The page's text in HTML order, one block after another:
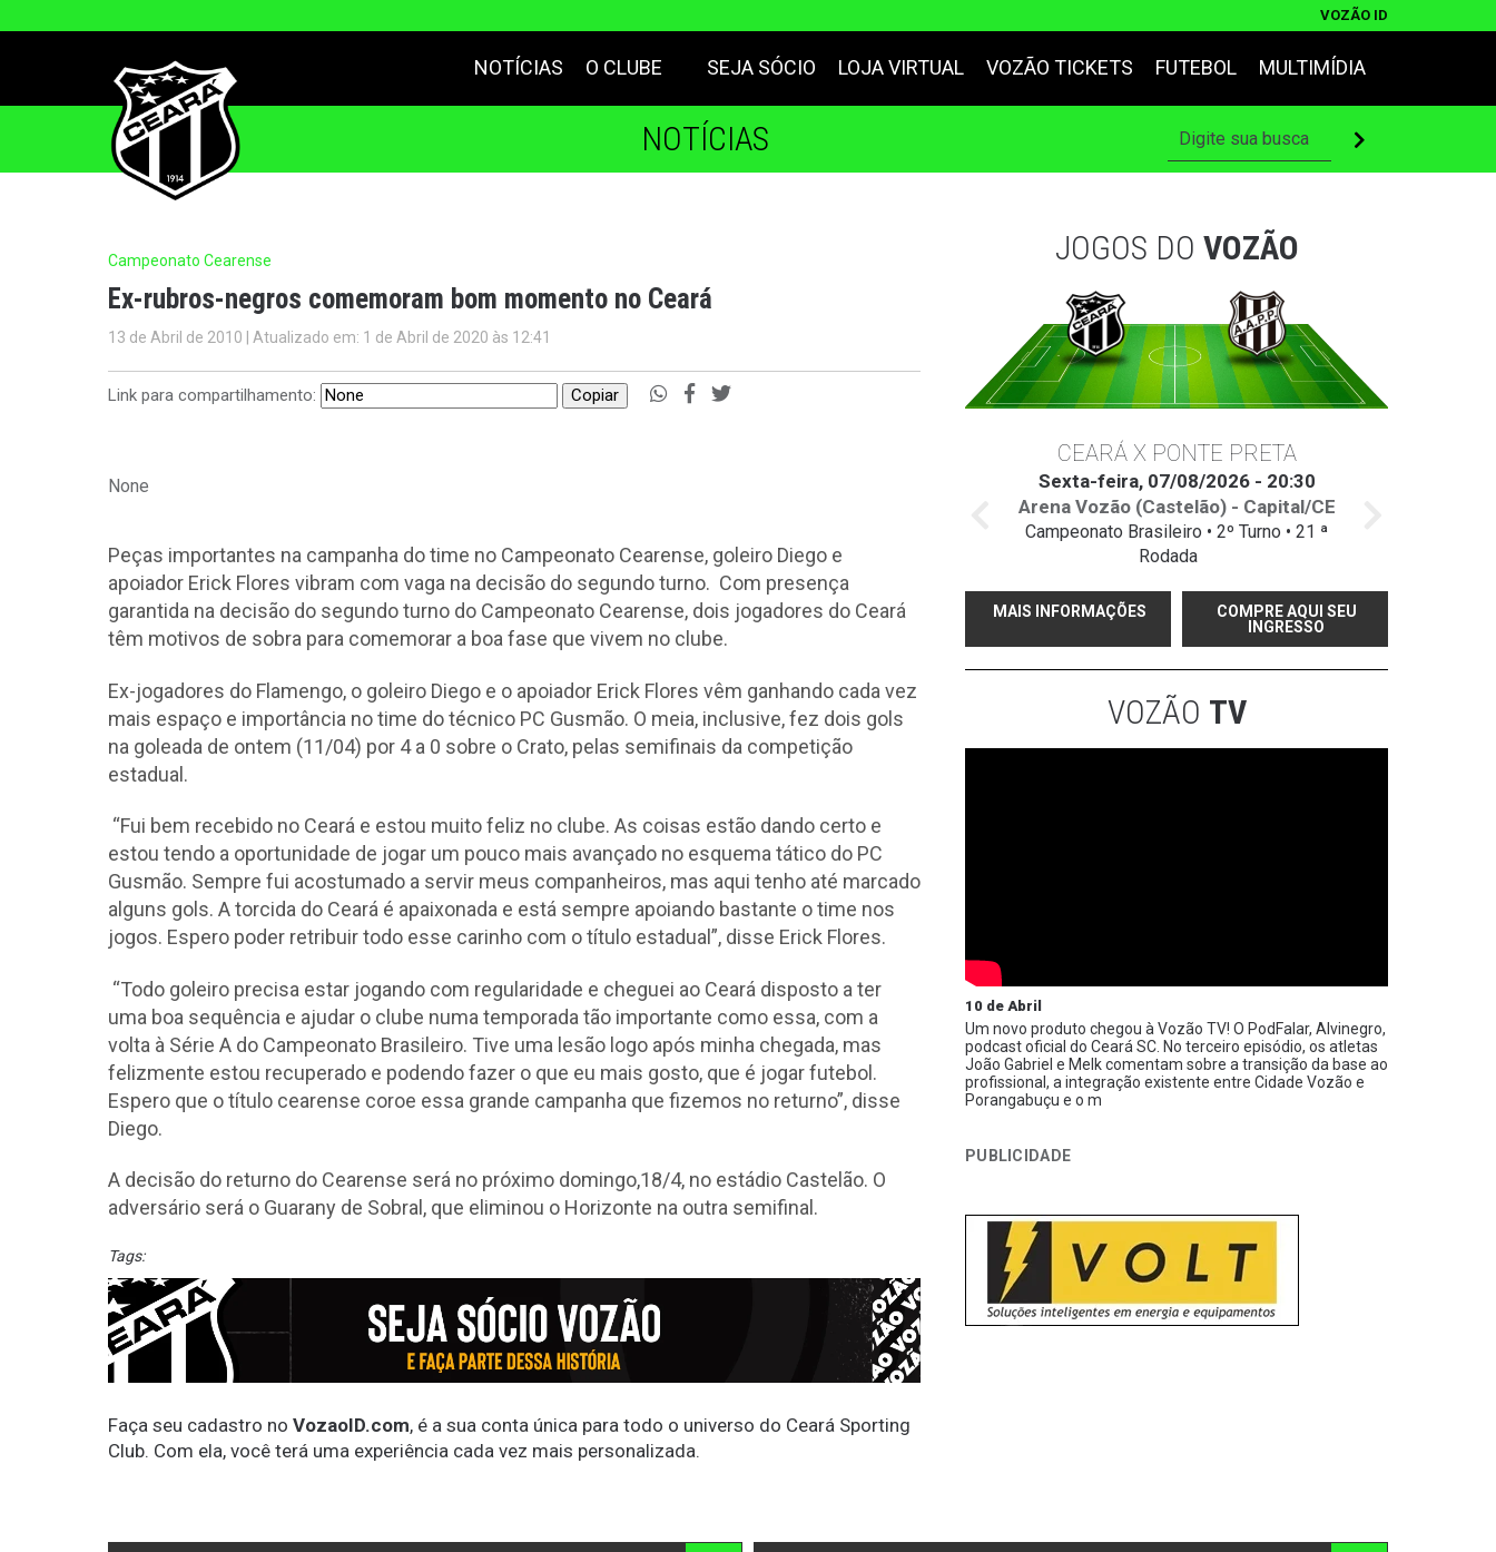
VOZÃO ID
NOTÍCIAS O CLUBE SEJA SÓCIO LOJA VIRTUAL VOZÃO TICKETS FUTEBOL MULTIMÍDIA
NOTÍCIAS
Campeonato Cearense
Ex-rubros-negros comemoram bom momento no Ceará
13 de Abril de 2010 | Atualizado em: 1 de Abril de 2020 às 12:41
Link para compartilhamento: Copiar
None
Peças importantes na campanha do time no Campeonato Cearense, goleiro Diego e
apoiador Erick Flores vibram com vaga na decisão do segundo turno. Com presença
garantida na decisão do segundo turno do Campeonato Cearense, dois jogadores do Ceará
têm motivos de sobra para comemorar a boa fase que vivem no clube.
Ex-jogadores do Flamengo, o goleiro Diego e o apoiador Erick Flores vêm ganhando cada vez
mais espaço e importância no time do técnico PC Gusmão. O meia, inclusive, fez dois gols
na goleada de ontem (11/04) por 4 a 0 sobre o Crato, pelas semifinais da competição
estadual.
“Fui bem recebido no Ceará e estou muito feliz no clube. As coisas estão dando certo e
estou tendo a oportunidade de jogar um pouco mais avançado no esquema tático do PC
Gusmão. Sempre fui acostumado a servir meus companheiros, mas aqui tenho até marcado
alguns gols. A torcida do Ceará é apaixonada e está sempre apoiando bastante o time nos
jogos. Espero poder retribuir todo esse carinho com o título estadual”, disse Erick Flores.
“Todo goleiro precisa estar jogando com regularidade e cheguei ao Ceará disposto a ter
uma boa sequência e ajudar o clube numa temporada tão importante como essa, com a
volta à Série A do Campeonato Brasileiro. Tive uma lesão logo após minha chegada, mas
felizmente estou recuperado e podendo fazer o que eu mais gosto, que é jogar futebol.
Espero que o título cearense coroe essa grande campanha que fizemos no returno”, disse
Diego.
A decisão do returno do Cearense será no próximo domingo,18/4, no estádio Castelão. O
adversário será o Guarany de Sobral, que eliminou o Horizonte na outra semifinal.
Tags:
Faça seu cadastro no VozaoID.com, é a sua conta única para todo o universo do Ceará Sporting
Club. Com ela, você terá uma experiência cada vez mais personalizada.
JOGOS DO VOZÃO
CEARÁ X PONTE PRETA
Sexta-feira, 07/08/2026 - 20:30
Arena Vozão (Castelão) - Capital/CE
Campeonato Brasileiro • 2º Turno • 21 ª
Rodada
MAIS INFORMAÇÕES
COMPRE AQUI SEU
INGRESSO
VOZÃO TV
10 de Abril
Um novo produto chegou à Vozão TV! O PodFalar, Alvinegro,
podcast oficial do Ceará SC. No terceiro episódio, os atletas
João Gabriel e Melk comentam sobre a transição da base ao
profissional, a integração existente entre Cidade Vozão e
Porangabuçu e o m
PUBLICIDADE